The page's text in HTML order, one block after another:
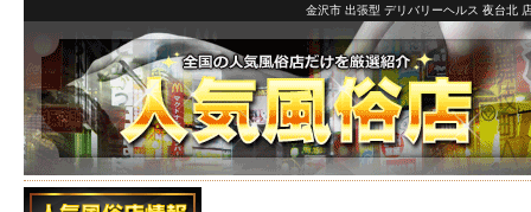
金沢市 出張型 デリバリーヘルス 夜台北